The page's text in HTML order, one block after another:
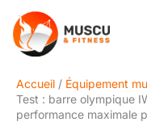
contenu
Accueil
Équipement
Test : barre olympique
performance maximale
Rechercher